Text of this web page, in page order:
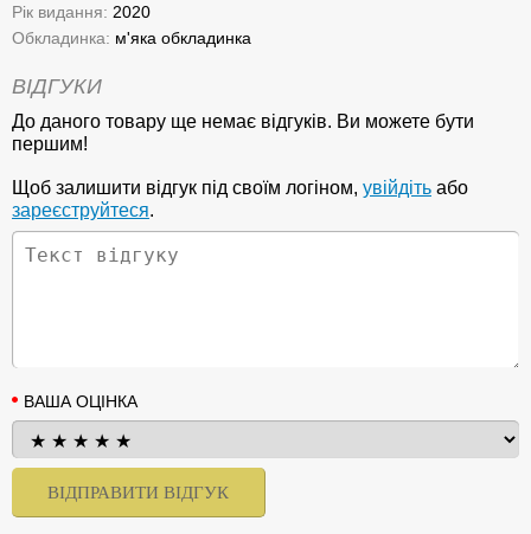
Рік видання: 2020
Обкладинка: м'яка обкладинка
ВІДГУКИ
До даного товару ще немає відгуків. Ви можете бути
першим!
Щоб залишити відгук під своїм логіном, увійдіть або
зареєструйтеся.
ВАША ОЦІНКА